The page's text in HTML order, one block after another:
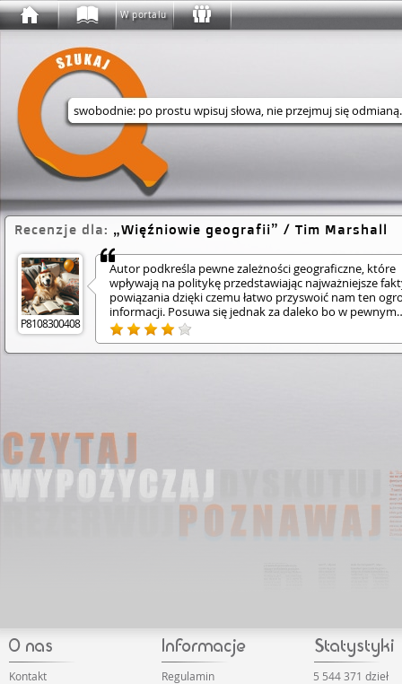
W portalu
Wyszukaj w serwisie
Recenzje dla: Więźniowie geografii / Tim Marshall
P8108300408
Autor podkreśla pewne zależności geograficzne, które
wpływają na politykę przedstawiając najważniejsze
powiązania dzięki czemu łatwo przyswoić nam ten
informacji. Posuwa się jednak za daleko bo w pewnym
momencie przedkłada wpływ geografi ponad wpływ
w Europie było akurat odwronie co zostało już dawno
dowiedzione.
Kontakt
Regulamin
5 544 371 dzieł